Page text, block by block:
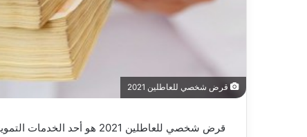
قرض شخصي للعاطلين 2021
قرض شخصي للعاطلين 2021 هو